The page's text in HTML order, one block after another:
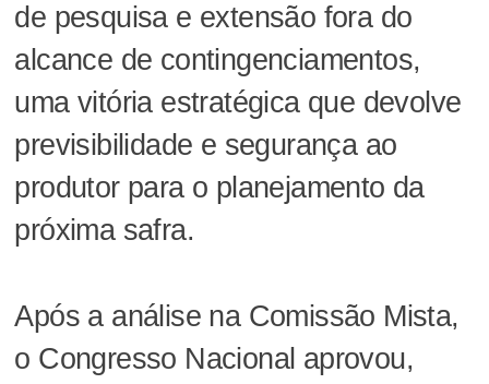
de pesquisa e extensão fora do
alcance de contingenciamentos,
uma vitória estratégica que devolve
previsibilidade e segurança ao
produtor para o planejamento da
próxima safra.
Após a análise na Comissão Mista,
o Congresso Nacional aprovou,